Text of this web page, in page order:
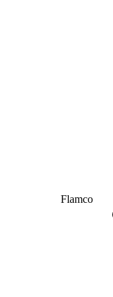
Flamco